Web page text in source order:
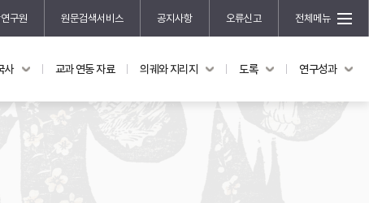
구원 원문검색서비스 공지사항 오류신고 전체메뉴
도록 연구성과
사 교과 연동 자료 의궤와 지리지 도록 연구성과